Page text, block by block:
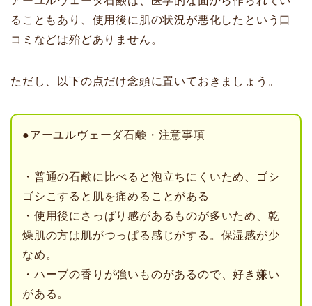
ることもあり、使用後に肌の状況が悪化したという口
コミなどは殆どありません。
ただし、以下の点だけ念頭に置いておきましょう。
●アーユルヴェーダ石鹸・注意事項
・普通の石鹸に比べると泡立ちにくいため、ゴシ
ゴシこすると肌を痛めることがある
・使用後にさっぱり感があるものが多いため、乾
燥肌の方は肌がつっぱる感じがする。保湿感が少
なめ。
・ハーブの香りが強いものがあるので、好き嫌い
がある。